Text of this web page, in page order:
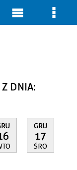
DNIA:
GRU
17
ŚRO
Menu Menu